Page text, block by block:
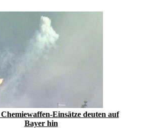
Einsätze deuten auf
Bayer hin